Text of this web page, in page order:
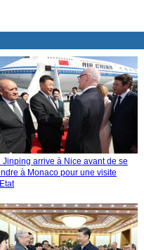
Jinping arrive à Nice avant de se
à Monaco pour une visite